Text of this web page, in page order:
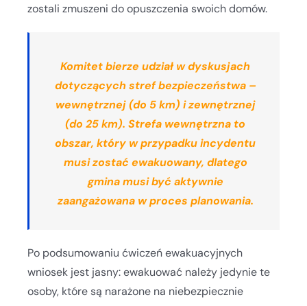
zostali zmuszeni do opuszczenia swoich domów.
Komitet bierze udział w dyskusjach
dotyczących stref bezpieczeństwa –
wewnętrznej (do 5 km) i zewnętrznej
(do 25 km). Strefa wewnętrzna to
obszar, który w przypadku incydentu
musi zostać ewakuowany, dlatego
gmina musi być aktywnie
zaangażowana w proces planowania.
Po podsumowaniu ćwiczeń ewakuacyjnych
wniosek jest jasny: ewakuować należy jedynie te
osoby, które są narażone na niebezpiecznie